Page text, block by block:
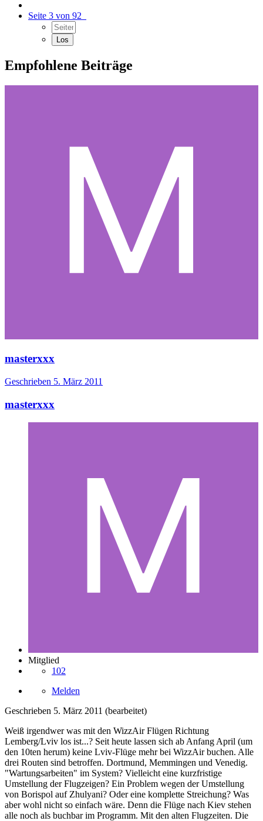
Seite 3 von 92
Empfohlene Beiträge
masterxxx
Geschrieben 5. März 2011
masterxxx
Mitglied
102
Melden
Geschrieben 5. März 2011 (bearbeitet)
Weiß irgendwer was mit den WizzAir Flügen Richtung
Lemberg/Lviv los ist...? Seit heute lassen sich ab Anfang April (um
den 10ten herum) keine Lviv-Flüge mehr bei WizzAir buchen. Alle
drei Routen sind betroffen. Dortmund, Memmingen und Venedig.
"Wartungsarbeiten" im System? Vielleicht eine kurzfristige
Umstellung der Flugzeigen? Ein Problem wegen der Umstellung
von Borispol auf Zhulyani? Oder eine komplette Streichung? Was
aber wohl nicht so einfach wäre. Denn die Flüge nach Kiev stehen
alle noch als buchbar im Programm. Mit den alten Flugzeiten. Die